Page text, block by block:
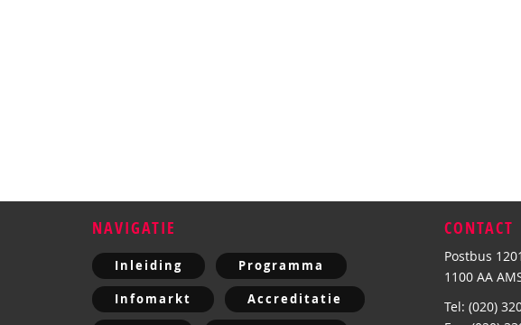
NAVIGATIE
Inleiding Programma
Infomarkt Accreditatie
CONTACT
Postbus
1100 AA
Tel: (020)